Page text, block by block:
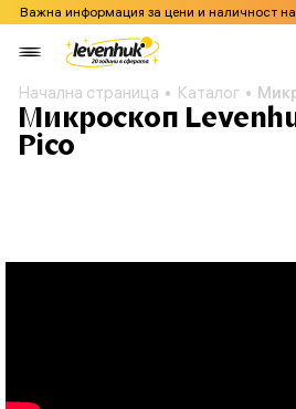
Важна информация за цени и наличност
Начална страница Каталог
Микроскоп
Pico